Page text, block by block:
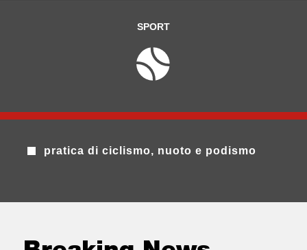
SPORT
pratica di ciclismo, nuoto e podismo